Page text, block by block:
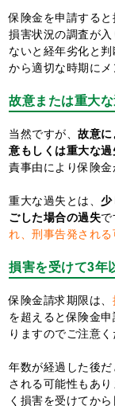
保険金を申請する
損害状況の調査が
ないと経年劣化と
から適切な時期にメ
故意または重大
当然ですが、故意
意もしくは重大な
責事由により保険金
重大な過失とは、
ごした場合の過失で
れ、刑事告発され
損害を受けて3年
保険金請求期限は、
を超えると保険金
りますのでご注意く
年数が経過した後
される可能性もあ
く損害を受けてか